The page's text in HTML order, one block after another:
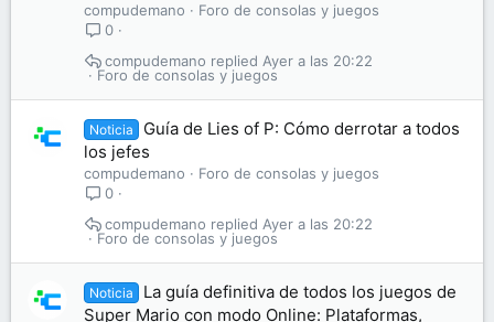
compudemano
Foro de consolas y juegos
0
Foro de consolas y juegos
Ayer a las 20:22
compudemano
Noticia
Guía de Lies of P: Cómo derrotar a todos
los jefes
compudemano
Foro de consolas y juegos
0
Foro de consolas y juegos
Ayer a las 20:22
compudemano
Noticia
La guía definitiva de todos los juegos de
Super Mario con modo Online: Plataformas,